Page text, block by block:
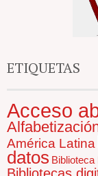
ETIQUETAS
Acceso
América Latina
datos